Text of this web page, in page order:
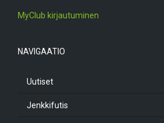
MyClub kirjautuminen
NAVIGAATIO
Uutiset
Jenkkifutis